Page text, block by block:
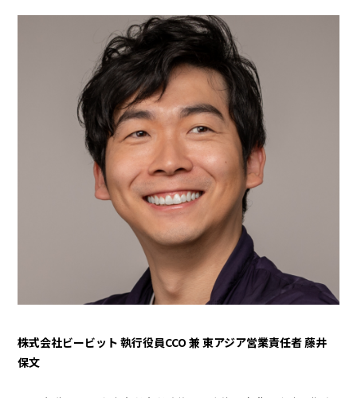
株式会社ビービット 執行役員CCO 兼 東アジア営業責任者 藤井
保文